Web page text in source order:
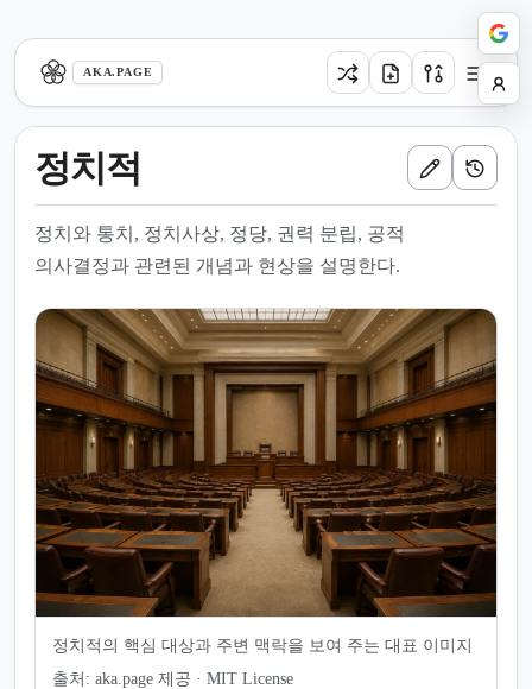
AKA.PAGE
정치적
정치와 통치, 정치사상, 정당, 권력 분립, 공적
의사결정과 관련된 개념과 현상을 설명한다.
정치적의 핵심 대상과 주변 맥락을 보여 주는 대표 이미지
출처: aka.page 제공 · MIT License